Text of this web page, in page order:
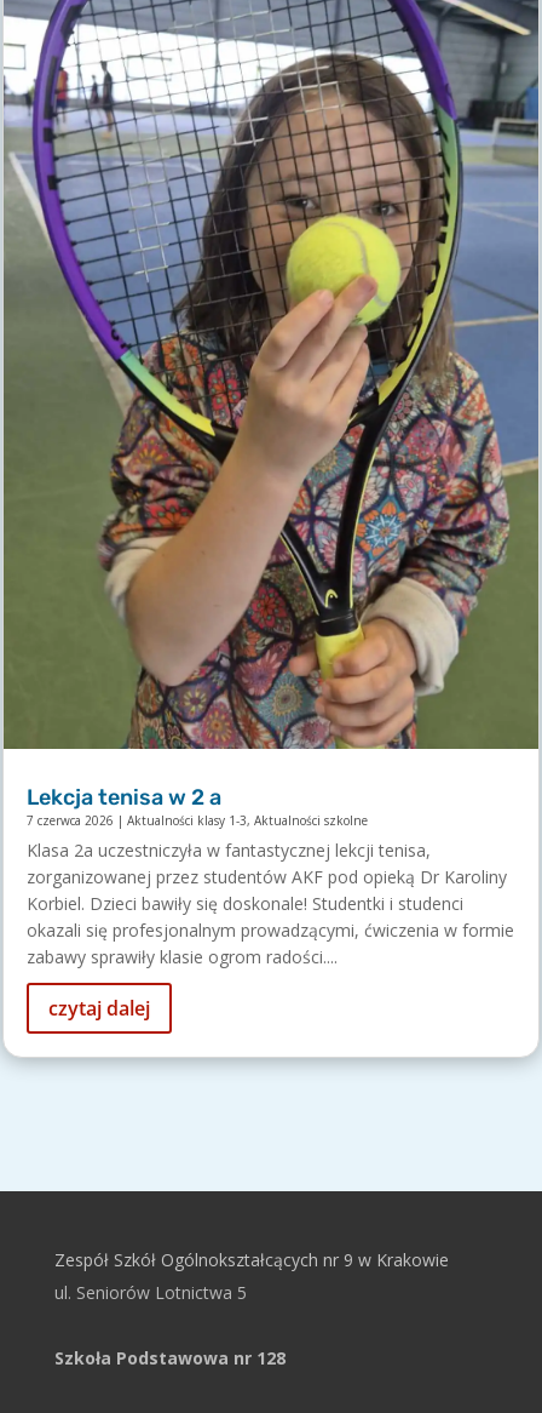
Lekcja tenisa w 2 a
7 czerwca 2026 |Aktualności klasy 1-3,Aktualności szkolne
Klasa 2a uczestniczyła w fantastycznej lekcji tenisa,
zorganizowanej przez studentów AKF pod opieką Dr Karoliny
Korbiel. Dzieci bawiły się doskonale! Studentki i studenci
okazali się profesjonalnym prowadzącymi, ćwiczenia w formie
zabawy sprawiły klasie ogrom radości....
czytaj dalej
Zespół Szkół Ogólnokształcących nr 9 w Krakowie
ul. Seniorów Lotnictwa 5
Szkoła Podstawowa nr 128